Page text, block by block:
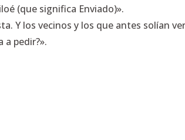
(que significa Enviado)».
Y los vecinos y los que antes solían
a pedir?».